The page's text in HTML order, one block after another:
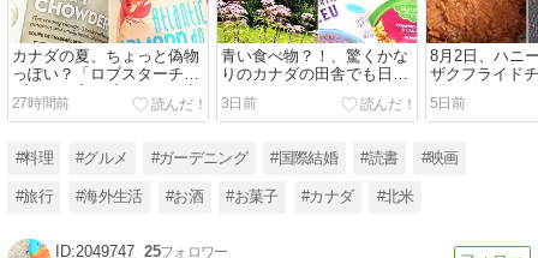
カナダの夏、ちょっと偽物
っぽい？「ロブスターチッ
プス」が高級感あるのに安
い
27時間前
青い食べ物？！、驚くかな
りのカナダの田舎でも日本
のこれが人気？！
3日前
8月2日、ハニ
ザクフライド
ダのビール
5日前
#料理 #グルメ #ガーデニング #国際結婚 #読書 #映画
#旅行 #海外生活 #お酒 #お菓子 #カナダ #北米
2049747 25